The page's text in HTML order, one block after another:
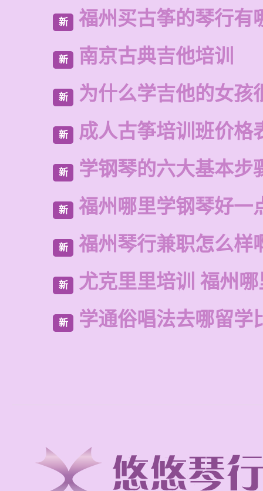
新 福州买古筝的琴行有
新 南京古典吉他培训
新 为什么学吉他的女孩
新 成人古筝培训班价格
新 学钢琴的六大基本步
新 福州哪里学钢琴好一
新 福州琴行兼职怎么样
新 尤克里里培训 福州
新 学通俗唱法去哪留学